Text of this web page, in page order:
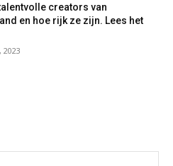
creators van
en hoe rijk ze zijn. Lees het
2023